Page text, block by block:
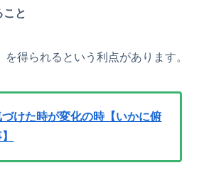
こと
を得られるという利点があります。
けた時が変化の時【いかに俯